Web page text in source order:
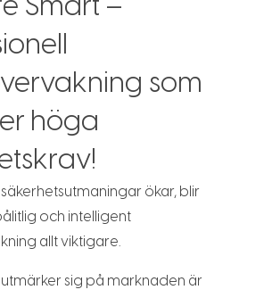
Smart –
som
höga
säkerhetsutmaningar ökar, blir
och intelligent
allt viktigare.
utmärker sig på marknaden är